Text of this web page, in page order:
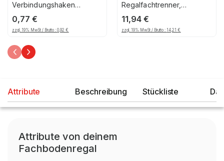
Verbindungshaken
Doppelregalzeile
Fachbodenregal
0,77€
zzgl. 19% MwSt / Brutto :0,92€
Regalfachtrenner,
verschiebbar, 400x300
mm / H-R, RAL 7038
11,94€
zzgl. 19% MwSt / Brutto :14,21€
Attribute Beschreibung Stückliste
Attribute von deinem
Fachbodenregal